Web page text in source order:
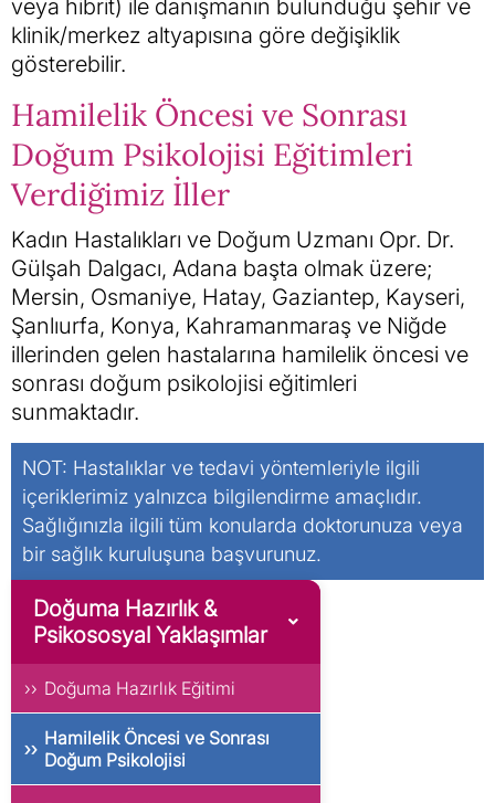
veya hibrit) ile danışmanın bulunduğu şehir ve
klinik/merkez altyapısına göre değişiklik
gösterebilir.
Hamilelik Öncesi ve Sonrası
Doğum Psikolojisi Eğitimleri
Verdiğimiz İller
Kadın Hastalıkları ve Doğum Uzmanı Opr. Dr.
Gülşah Dalgacı, Adana başta olmak üzere;
Mersin, Osmaniye, Hatay, Gaziantep, Kayseri,
Şanlıurfa, Konya, Kahramanmaraş ve Niğde
illerinden gelen hastalarına hamilelik öncesi ve
sonrası doğum psikolojisi eğitimleri
sunmaktadır.
NOT: Hastalıklar ve tedavi yöntemleriyle ilgili
içeriklerimiz yalnızca bilgilendirme amaçlıdır.
Sağlığınızla ilgili tüm konularda doktorunuza veya
bir sağlık kuruluşuna başvurunuz.
Doğuma Hazırlık &
Psikososyal Yaklaşımlar
Doğuma Hazırlık Eğitimi
Hamilelik Öncesi ve Sonrası
Doğum Psikolojisi